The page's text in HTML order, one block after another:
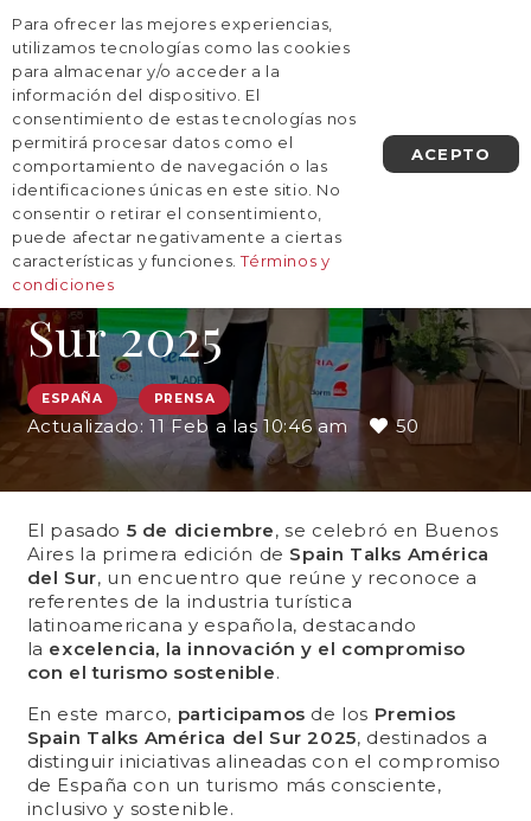
AGENDA UNA LLAMADA
Locas por el Mundo,
premiada en Spain
Talks América del
Sur 2025
ESPAÑA PRENSA
Actualizado:11 Feb a las 10:46 am 50
El pasado 5 de diciembre, se celebró en Buenos
Aires la primera edición de Spain Talks América
del Sur, un encuentro que reúne y reconoce a
referentes de la industria turística
latinoamericana y española, destacando
la excelencia, la innovación y el compromiso
con el turismo sostenible.
En este marco, participamos de los Premios
Spain Talks América del Sur 2025, destinados a
distinguir iniciativas alineadas con el compromiso
de España con un turismo más consciente,
inclusivo y sostenible.
Para ofrecer las mejores experiencias,
utilizamos tecnologías como las cookies
para almacenar y/o acceder a la
información del dispositivo. El
consentimiento de estas tecnologías nos
permitirá procesar datos como el
comportamiento de navegación o las
identificaciones únicas en este sitio. No
consentir o retirar el consentimiento,
puede afectar negativamente a ciertas
características y funciones.Términos y
condiciones
ACEPTO